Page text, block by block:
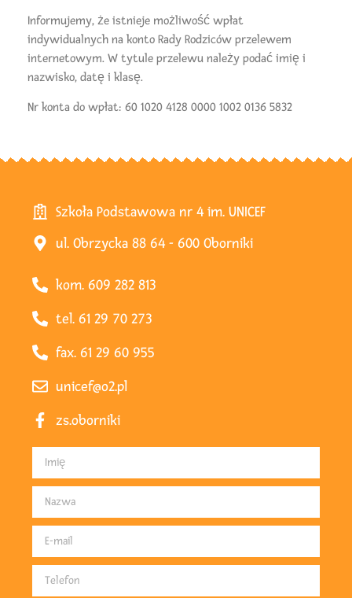
Informujemy, że istnieje możliwość wpłat
indywidualnych na konto Rady Rodziców przelewem
internetowym. W tytule przelewu należy podać imię i
nazwisko, datę i klasę.
Nr konta do wpłat: 60 1020 4128 0000 1002 0136 5832
Szkoła Podstawowa nr 4 im. UNICEF
ul. Obrzycka 88 64 - 600 Oborniki
kom. 609 282 813
tel. 61 29 70 273
fax. 61 29 60 955
unicef@o2.pl
zs.oborniki